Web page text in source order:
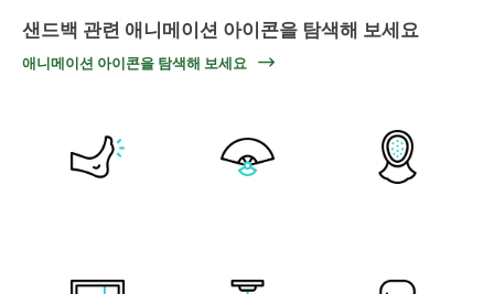
샌드백 관련 애니메이션 아이콘을 탐색해 보세요
애니메이션 아이콘을 탐색해 보세요